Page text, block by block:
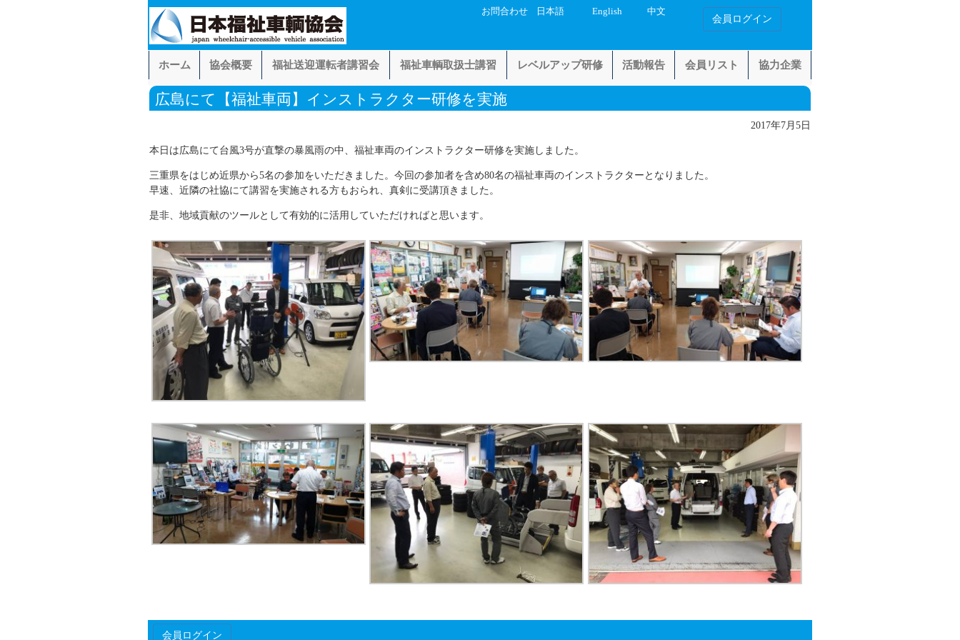
お問合わせ 日本語 English 中文
会員ログイン
ホーム 協会概要 福祉送迎運転者講習会 福祉車輌取扱士講習 レベルアップ研修 活動報告 会員リスト 協力企業
広島にて【福祉車両】インストラクター研修を実施
2017年7月5日
本日は広島にて台風3号が直撃の暴風雨の中、福祉車両のインストラクター研修を実施しました。
三重県をはじめ近県から5名の参加をいただきました。今回の参加者を含め80名の福祉車両のインストラクターとなりました。
早速、近隣の社協にて講習を実施される方もおられ、真剣に受講頂きました。
是非、地域貢献のツールとして有効的に活用していただければと思います。
会員ログイン